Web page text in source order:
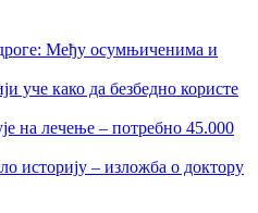
Међу осумњиченима и
како да безбедно користе
на лечење – потребно 45.000
историју – изложба о доктору